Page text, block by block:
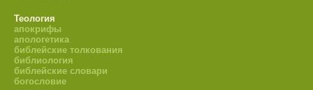
Теология
апокрифы
апологетика
библейские толкования
библиология
библейские словари
богословие